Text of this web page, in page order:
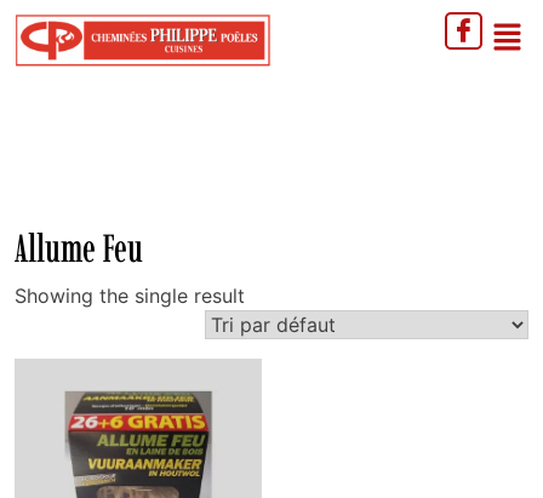
Allume Feu
Showing the single result